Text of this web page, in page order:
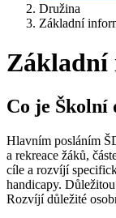
Družina
Základní
Základní
Co je Školní
Hlavním posláním
a rekreace žáků,
cíle a rozvíjí
handicapy.
Rozvíjí důležité